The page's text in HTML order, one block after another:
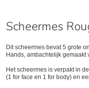
Scheermes
Dit scheermes bevat 5 grote
Hands, ambachtelijk gemaakt
Het scheermes is verpakt in
(1 for face en 1 for body) en